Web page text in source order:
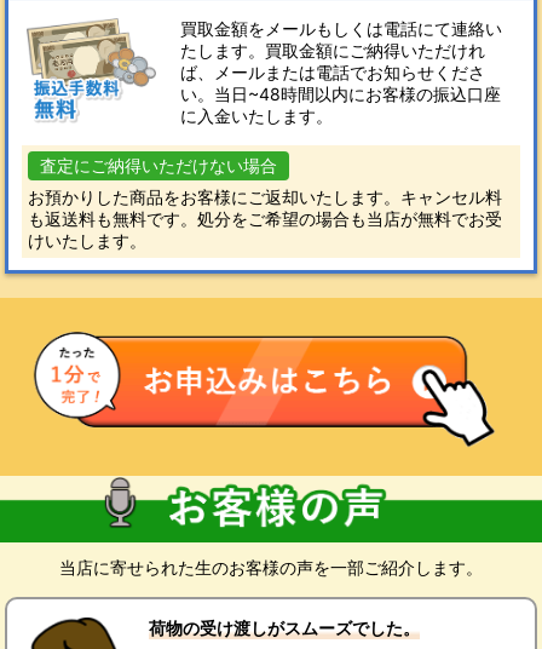
買取金額をメールもしくは電話にて連絡い
たします。買取金額にご納得いただけれ
ば、メールまたは電話でお知らせくださ
い。当日~48時間以内にお客様の振込口座
に入金いたします。
査定にご納得いただけない場合
お預かりした商品をお客様にご返却いたします。キャンセル料
も返送料も無料です。処分をご希望の場合も当店が無料でお受
けいたします。
当店に寄せられた生のお客様の声を一部ご紹介します。
荷物の受け渡しがスムーズでした。